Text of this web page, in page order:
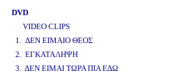
DVD
VIDEO CLIPS
1. ΔΕΝ ΕΙΜΑΙΟ ΘΕΟΣ
2. ΕΓΚΑΤΑΛΗΨΗ
3. ΔΕΝ ΕΙΜΑΙ ΤΩΡΑ ΠΙΑ ΕΔΩ